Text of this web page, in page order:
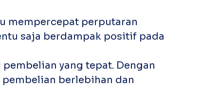
mempercepat perputaran
saja berdampak positif pada
yang tepat. Dengan
berlebihan dan